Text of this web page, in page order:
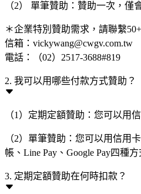
（2） 單筆贊助：贊助一次，僅
＊企業特別贊助需求，請聯繫
信箱：vickywang@cwgv.com.tw
電話：（02）2517-3688#819
2. 我可以用哪些付款方式贊助？
（1）定期定額贊助：您可以用
（2）單筆贊助：您可以用信用
帳、Line Pay、Google Pay四種方
3. 定期定額贊助在何時扣款？